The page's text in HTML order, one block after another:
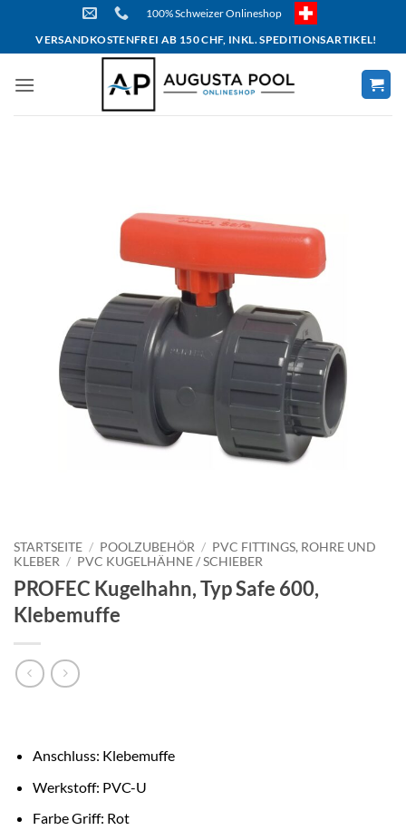
content
100% Schweizer Onlineshop
VERSANDKOSTENFREI AB 150 CHF, INKL. SPEDITIONSARTIKEL!
STARTSEITE / POOLZUBEHÖR / PVC FITTINGS, ROHRE UND
KLEBER / PVC KUGELHÄHNE / SCHIEBER
PROFEC Kugelhahn, Typ Safe 600,
Klebemuffe
Anschluss: Klebemuffe
Werkstoff: PVC-U
Farbe Griff: Rot